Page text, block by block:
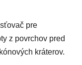
pre
z povrchov pred
kráterov.